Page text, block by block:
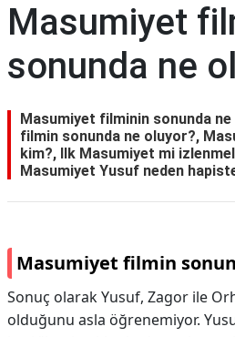
Masumiyet
sonunda ne
Masumiyet filminin sonunda
filmin sonunda ne oluyor?,
kim?, Ilk Masumiyet mi
Masumiyet Yusuf neden
Masumiyet filmin
Sonuç olarak Yusuf, Zagor ile
olduğunu asla öğrenemiyor.